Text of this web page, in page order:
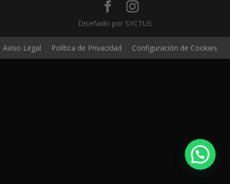
Diseñado por SYCTUS
Aviso Legal Política de Privacidad Configuración de Cookies